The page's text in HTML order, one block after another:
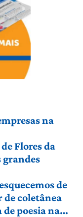
na
Flores da
grandes
de
coletânea
poesia na